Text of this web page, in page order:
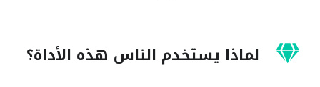
لماذا يستخدم الناس هذه الأداة؟